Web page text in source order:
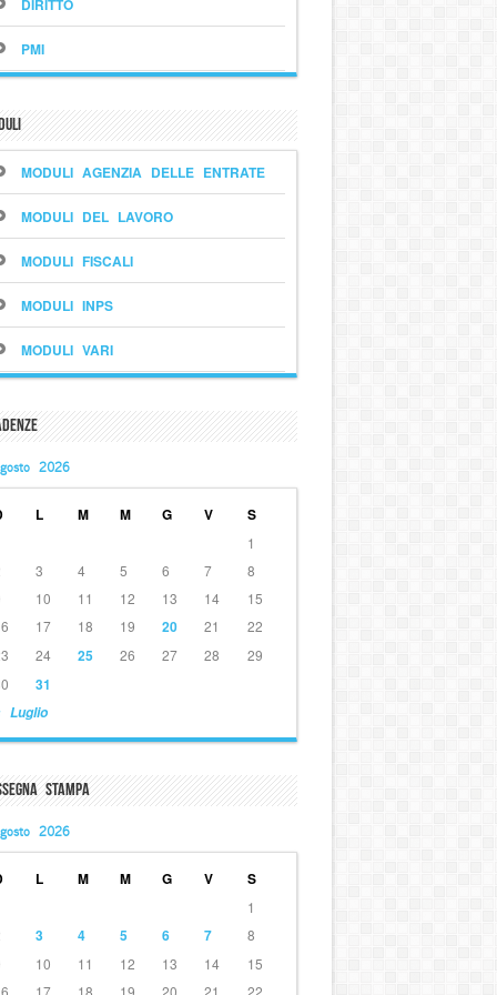
DIRITTO
PMI
MODULI AGENZIA DELLE ENTRATE
MODULI DEL LAVORO
MODULI FISCALI
MODULI INPS
MODULI VARI
2026
L M M G V S
Luglio
1
3 4 5 6 7
8
10 11 12 13 14
15
17 18 19 20 21
22
24 25 26 27 28
29
31
Stampa
2026
L M M G V S
1
3 4 5 6 7
8
10 11 12 13 14
15
17 18 19 20 21 22